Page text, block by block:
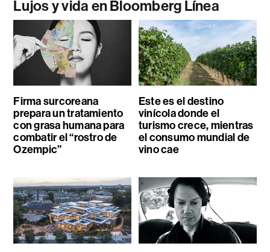
Lujos y vida en Bloomberg Línea
Firma surcoreana
prepara un tratamiento
con grasa humana para
combatir el “rostro de
Ozempic”
Este es el destino
vinícola donde el
turismo crece, mientras
el consumo mundial de
vino cae